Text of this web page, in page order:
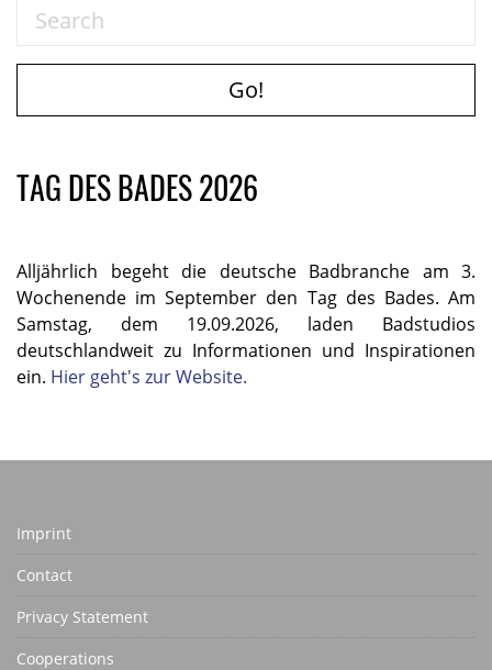
Go!
TAG DES BADES 2026
Alljährlich begeht die deutsche Badbranche am 3.
Wochenende im September den Tag des Bades. Am
Samstag, dem 19.09.2026, laden Badstudios
deutschlandweit zu Informationen und Inspirationen
ein. Hier geht's zur Website.
Imprint
Contact
Privacy Statement
Cooperations